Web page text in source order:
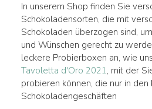
In unserem Shop finden Sie
Schokoladensorten, die mit
Schokoladen überzogen sind,
und Wünschen gerecht zu
leckere Probierboxen an, wie
Tavoletta d'Oro 2021, mit der
probieren können, die nur in
Schokoladengeschäften